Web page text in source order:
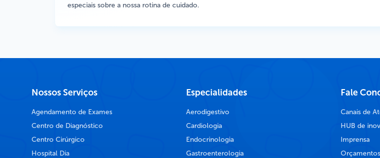
especiais sobre a nossa rotina de cuidado.
Nossos Serviços
Agendamento de Exames
Centro de Diagnóstico
Centro Cirúrgico
Hospital Dia
Especialidades
Aerodigestivo
Cardiologia
Endocrinologia
Gastroenterologia
Fale
Canais de
HUB de
Imprensa
Orçamentos